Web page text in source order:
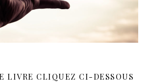
LIVRE CLIQUEZ CI-DESSOUS